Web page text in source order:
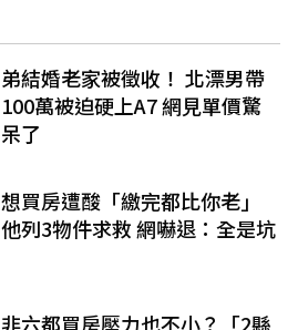
弟結婚老家被徵收！ 北漂男帶
100萬被迫硬上A7 網見單價驚
呆了
想買房遭酸「繳完都比你老」
他列3物件求救 網嚇退：全是坑
非六都買房壓力也不小？「2縣